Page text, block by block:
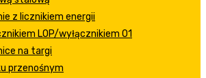
z licznikiem energii
LOP/wyłącznikiem 01
na targi
przenośnym